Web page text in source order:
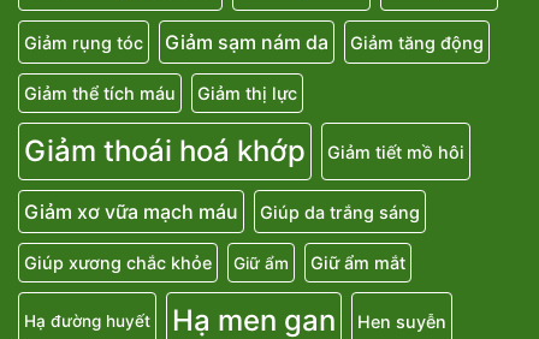
Giảm rụng tóc Giảm sạm nám da Giảm tăng động
Giảm thể tích máu Giảm thị lực
Giảm thoái hoá khớp Giảm tiết mồ hôi
Giảm xơ vữa mạch máu Giúp da trắng sáng
Giúp xương chắc khỏe Giữ ẩm Giữ ẩm mắt
Hạ đường huyết Hạ men gan Hen suyễn